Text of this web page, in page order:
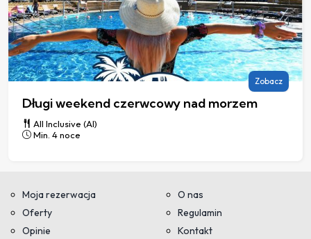
Długi weekend czerwcowy nad morzem
All Inclusive (AI)
Min. 4 noce
Zobacz
Moja rezerwacja
Oferty
Opinie
O nas
Regulamin
Kontakt